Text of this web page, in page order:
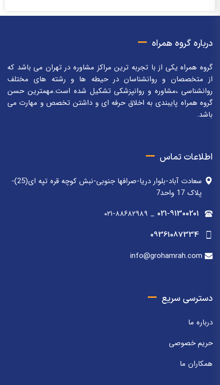
درباره گروه همراه
گروه همراه یکی از با تجربه ترین مراکز مشاوره در تهران می باشد که
از متخصصان و روانشناسان در حیطه ها و رشته های مختلف
روانشناسی ،مشاوره و روانپزشکی تشکیل شده است.مهمترین حسن
گروه همراه پایبندی به اخلاق حرفه ای و داشتن تخصص و مهارت می
باشد.
اطلاعات تماس
سعادت آباد-بلوار دریا-صرافها جنوبی-نبش کوچه قره تپه ای(25)-
پلاک 17 واحد7
021-91300201
_ ۰۲۱-۸۸۶۸۲۹۸۹
09361087334
info@grohamrah.com
دسترسی سریع
درباره ما
حریم خصوصی
همکاران ما